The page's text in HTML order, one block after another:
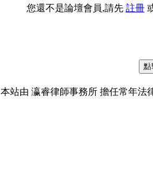
您還不是論壇會員,請先 註冊
本站由 瀛睿律師事務所 擔任常年法